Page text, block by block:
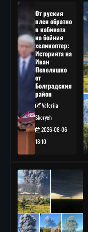
От руския
плен обратно
в кабината
на бойния
хеликоптер:
Историята на
Иван
Пепеляшко
от
Болградския
район
Valeriia
Skorych
2026-08-06
18:10